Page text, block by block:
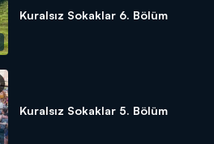
Kuralsız Sokaklar 6. Bölüm
Kuralsız Sokaklar 5. Bölüm